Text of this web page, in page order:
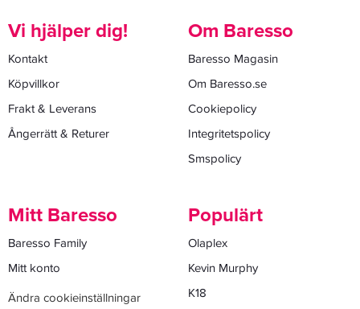
Vi hjälper dig!
Kontakt
Köpvillkor
Frakt & Leverans
Ångerrätt & Returer
Om Baresso
Baresso Magasin
Om Baresso.se
Cookiepolicy
Integritetspolicy
Smspolicy
Mitt Baresso
Baresso Family
Mitt konto
Ändra cookieinställningar
Populärt
Olaplex
Kevin Murphy
K18